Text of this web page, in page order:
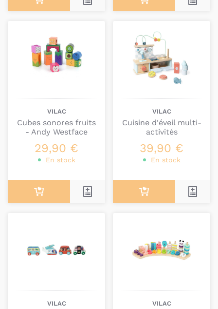
VILAC
Cubes sonores fruits
- Andy Westface
29,90 €
En stock
VILAC
Cuisine d'éveil multi-
activités
39,90 €
En stock
VILAC VILAC